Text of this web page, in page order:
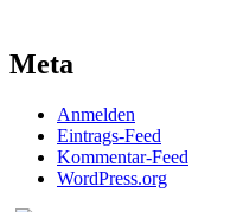
Meta
Anmelden
Eintrags-Feed
Kommentar-Feed
WordPress.org